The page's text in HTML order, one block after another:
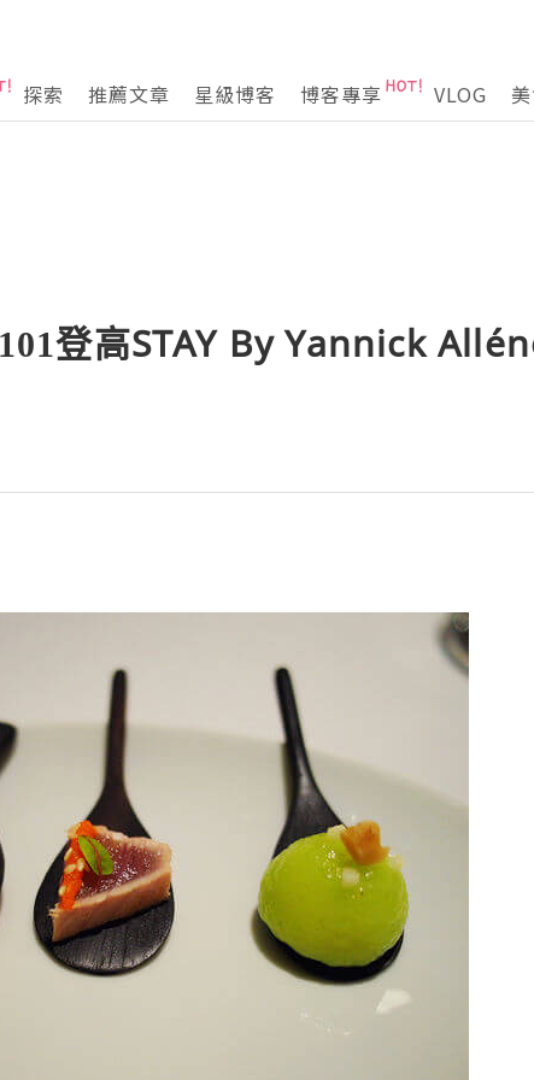
探索 推薦文章 星級博客 博客專享 VLOG
登高STAY By Yannick